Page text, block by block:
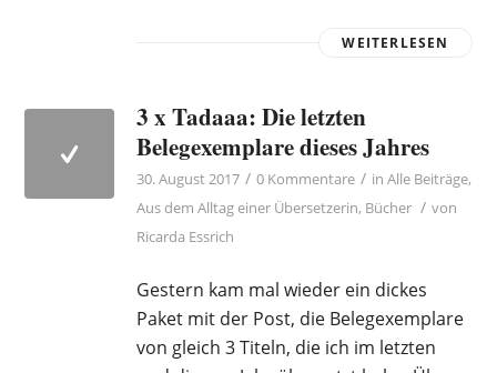
WEITERLESEN
3 x Tadaaa: Die letzten
Belegexemplare dieses Jahres
30. August 2017 / 0 Kommentare / inAlle Beiträge,
Aus dem Alltag einer Übersetzerin, Bücher / von
Ricarda Essrich
Gestern kam mal wieder ein dickes
Paket mit der Post, die Belegexemplare
von gleich 3 Titeln, die ich im letzten